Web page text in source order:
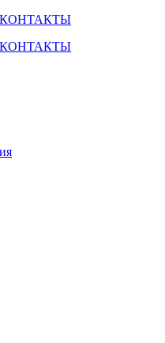
КОНТАКТЫ
КОНТАКТЫ